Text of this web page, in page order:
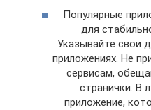
Популярные
для
Указывайте свои
приложениях. Не
сервисам,
странички. В
приложение,